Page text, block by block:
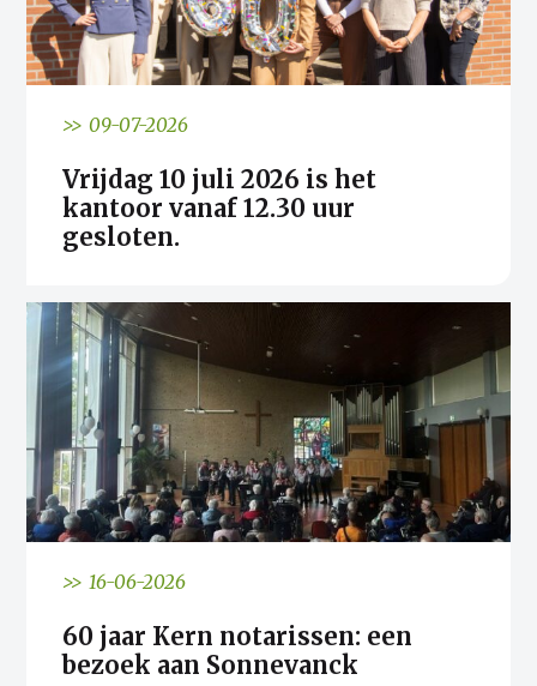
>> 09-07-2026
Vrijdag 10 juli 2026 is het
kantoor vanaf 12.30 uur
gesloten.
>> 16-06-2026
60 jaar Kern notarissen: een
bezoek aan Sonnevanck